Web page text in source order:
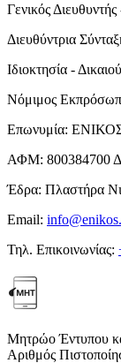
Γενικός Διευθυντής
Διευθύντρια
Ιδιοκτησία -
Νόμιμος
Επωνυμία:
ΑΦΜ: 800384700
Έδρα: Πλαστήρα
Email:
Τηλ. Επικοινωνίας:
Μητρώο Έντυπου
Αριθμός